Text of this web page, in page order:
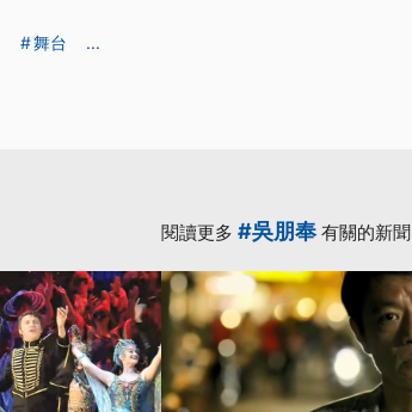
舞台 ...
閱讀更多 #吳朋奉有關的新聞